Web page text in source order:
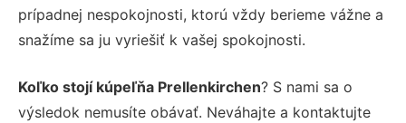
prípadnej nespokojnosti, ktorú vždy berieme vážne a
snažíme sa ju vyriešiť k vašej spokojnosti.
Koľko stojí kúpeľňa Prellenkirchen? S nami sa o
výsledok nemusíte obávať. Neváhajte a kontaktujte